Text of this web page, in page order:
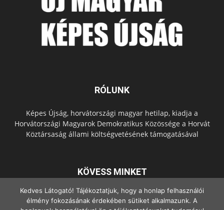
RÓLUNK
Képes Újság, horvátországi magyar hetilap, kiadja a
Horvátországi Magyarok Demokratikus Közössége a Horvát
Köztársaság állami költségvetésének támogatásával
KÖVESS MINKET
Kedves Látogató! Tájékoztatjuk, hogy a honlap felhasználói
élmény fokozásának érdekében sütiket alkalmazunk. A